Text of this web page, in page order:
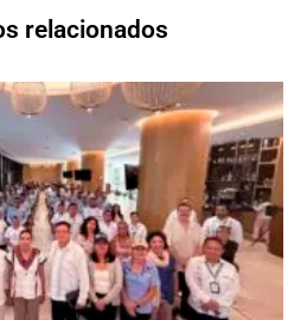
relacionados